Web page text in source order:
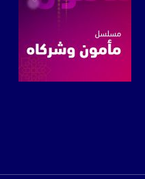
https://www.youtube.com/
posts/p/